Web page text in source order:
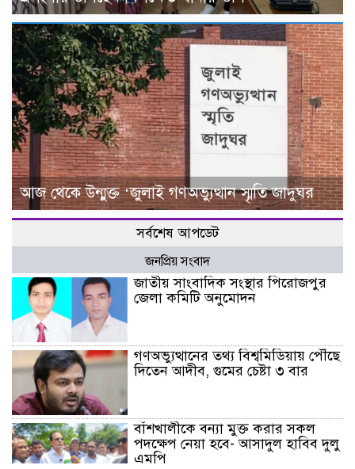
আজ থেকে উন্মুক্ত ‘জুলাই গণঅভ্যুত্থান স্মৃতি জাদুঘর
সর্বশেষ আপডেট
জনপ্রিয় সংবাদ
জাতীয় সাংবাদিক সংস্থার পিরোজপুর
জেলা কমিটি অনুমোদন
গণঅভ্যুত্থানের তথ্য বিশ্বমিডিয়ায় পৌঁছে
দিতেন আদীব, গুমের চেষ্টা ৩ বার
বাঁশখালীকে বন্যা মুক্ত করার সকল
পদক্ষেপ নেয়া হবে- আসাদুল হাবিব দুলু
এমপি